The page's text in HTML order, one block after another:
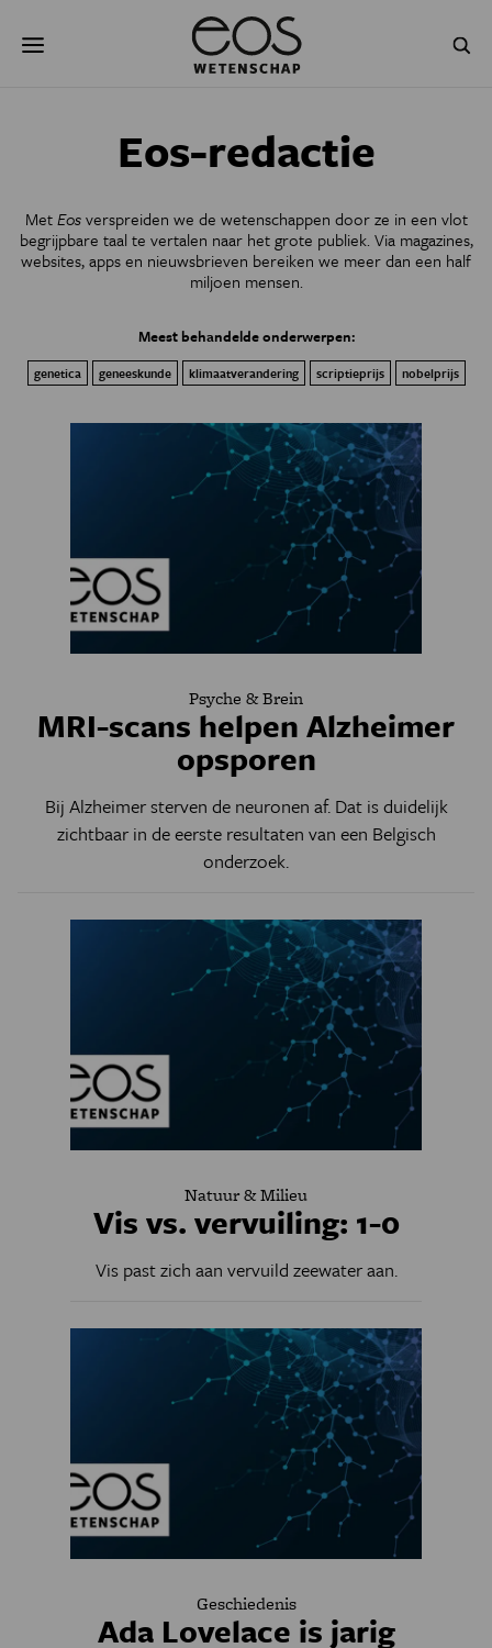
naar
GEZONDHEID RUIMTE
NATUURWETENSCHAPPEN GESCHIEDENIS
PODCAST AGENDA
Eos-redactie
MetEosverspreiden we de wetenschappen door ze in een vlot
begrijpbare taal te vertalen naar het grote publiek. Via magazines,
websites, apps en nieuwsbrieven bereiken we meer dan een half
miljoen mensen.
Meest behandelde onderwerpen:
genetica geneeskunde klimaatverandering scriptieprijs nobelprijs
Psyche & Brein
MRI-scans helpen Alzheimer
opsporen
Bij Alzheimer sterven de neuronen af. Dat is duidelijk
zichtbaar in de eerste resultaten van een Belgisch
onderzoek.
Natuur & Milieu
Vis vs. vervuiling: 1-0
Vis past zich aan vervuild zeewater aan.
Geschiedenis
Ada Lovelace is jarig